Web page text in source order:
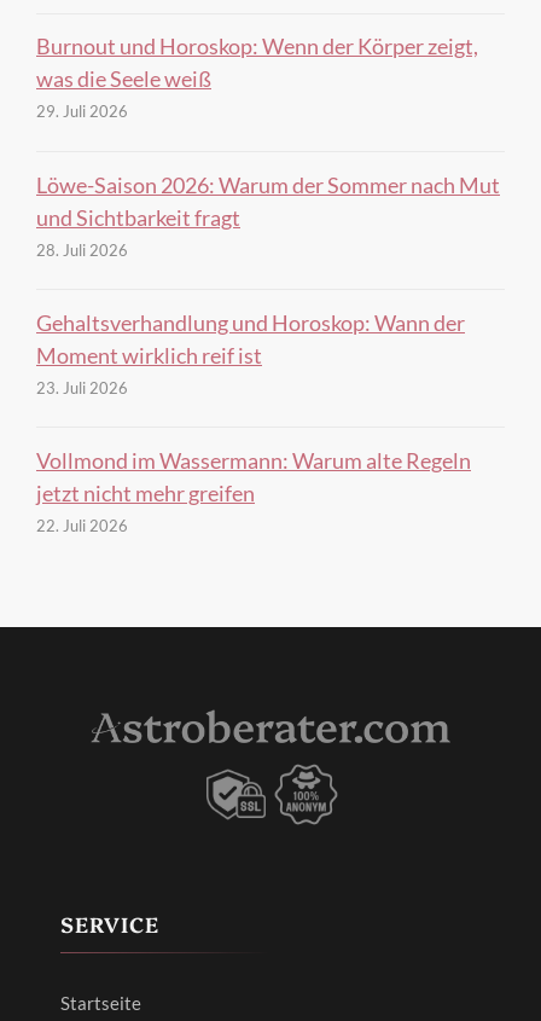
Burnout und Horoskop: Wenn der Körper zeigt,
was die Seele weiß
29. Juli 2026
Löwe-Saison 2026: Warum der Sommer nach Mut
und Sichtbarkeit fragt
28. Juli 2026
Gehaltsverhandlung und Horoskop: Wann der
Moment wirklich reif ist
23. Juli 2026
Vollmond im Wassermann: Warum alte Regeln
jetzt nicht mehr greifen
22. Juli 2026
SERVICE
Startseite